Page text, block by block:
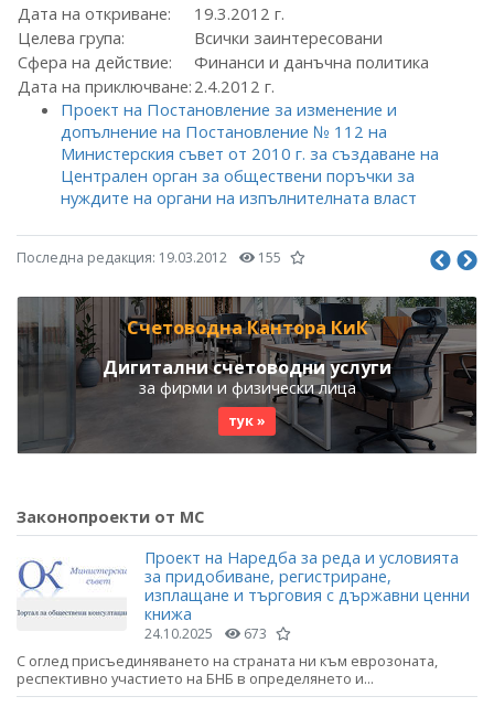
Дата на откриване:
19.3.2012 г.
Целева група:
Всички заинтересовани
Сфера на действие:
Финанси и данъчна политика
Дата на приключване: 2.4.2012 г.
Проект на Постановление за изменение и
допълнение на Постановление № 112 на
Министерския съвет от 2010 г. за създаване на
Централен орган за обществени поръчки за
нуждите на органи на изпълнителната власт
Последна редакция: 19.03.2012 155
Счетоводна Кантора КиК
Дигитални счетоводни услуги
за фирми и физически лица
тук »
Законопроекти от МС
Проект на Наредба за реда и условията
за придобиване, регистриране,
изплащане и търговия с държавни ценни
книжа
24.10.2025 673
С оглед присъединяването на страната ни към еврозоната,
респективно участието на БНБ в определянето и...